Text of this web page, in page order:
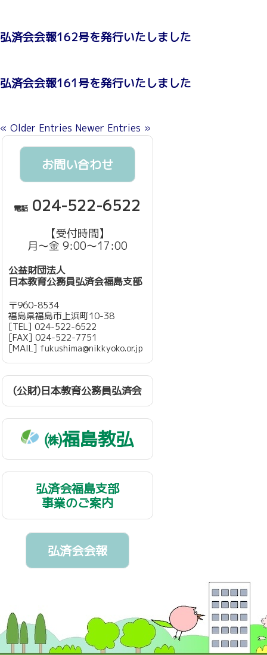
弘済会会報162号を発行いたしました
弘済会会報161号を発行いたしました
« Older Entries Newer Entries »
お問い合わせ
電話 024-522-6522
【受付時間】
月～金 9:00～17:00
公益財団法人
日本教育公務員弘済会福島支部
〒960-8534
福島県福島市上浜町10-38
[TEL] 024-522-6522
[FAX] 024-522-7751
[MAIL] fukushima@nikkyoko.or.jp
(公財)日本教育公務員弘済会
㈱福島教弘
弘済会福島支部
事業のご案内
弘済会会報